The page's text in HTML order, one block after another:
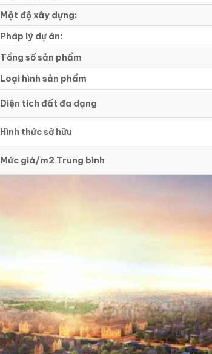
Mật độ xây dựng:
Pháp lý dự án:
Tổng số sản phẩm
Loại hình sản phẩm
Diện tích đất đa dạng
Hình thức sở hữu
Mức giá/m2 Trung bình